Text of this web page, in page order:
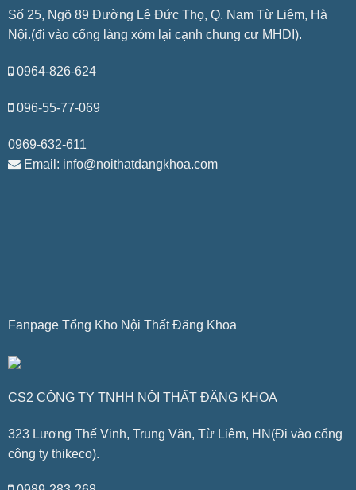
Số 25, Ngõ 89 Đường Lê Đức Thọ, Q. Nam Từ Liêm, Hà
Nội.(đi vào cổng làng xóm lại cạnh chung cư MHDI).
0964-826-624
096-55-77-069
0969-632-611
Email: info@noithatdangkhoa.com
Fanpage Tổng Kho Nội Thất Đăng Khoa
CS2 CÔNG TY TNHH NỘI THẤT ĐĂNG KHOA
323 Lương Thế Vinh, Trung Văn, Từ Liêm, HN(Đi vào cổng
công ty thikeco).